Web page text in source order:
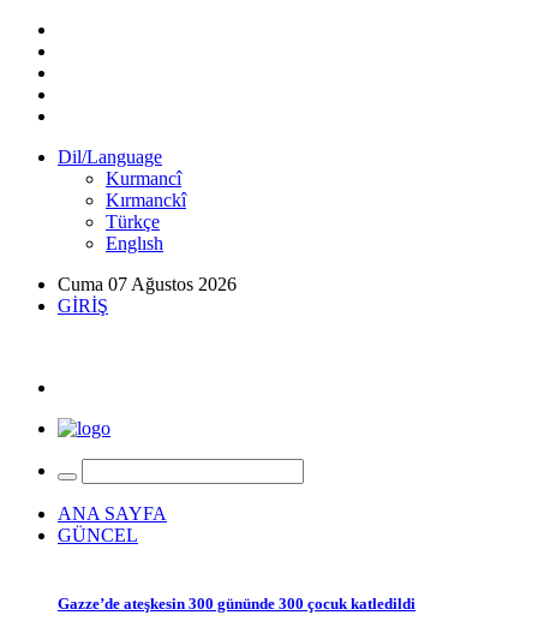
Dil/Language
Kurmancî
Kırmanckî
Türkçe
Englısh
Cuma 07 Ağustos 2026
GİRİŞ
ANA SAYFA
GÜNCEL
Gazze’de ateşkesin 300 gününde 300 çocuk katledildi